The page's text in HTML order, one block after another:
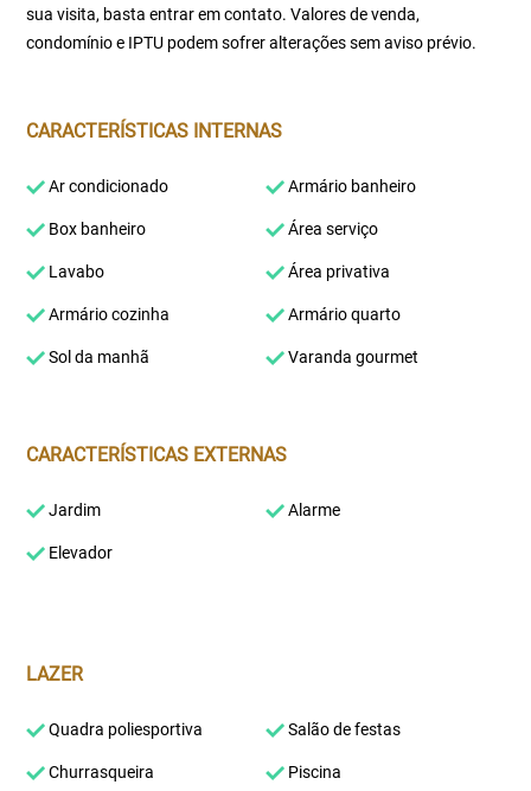
sua visita, basta entrar em contato. Valores de venda,
condomínio e IPTU podem sofrer alterações sem aviso prévio.
CARACTERÍSTICAS INTERNAS
Ar condicionado Armário banheiro
Box banheiro Área serviço
Lavabo Área privativa
Armário cozinha Armário quarto
Sol da manhã Varanda gourmet
CARACTERÍSTICAS EXTERNAS
Jardim Alarme
Elevador
LAZER
Quadra poliesportiva Salão de festas
Churrasqueira Piscina